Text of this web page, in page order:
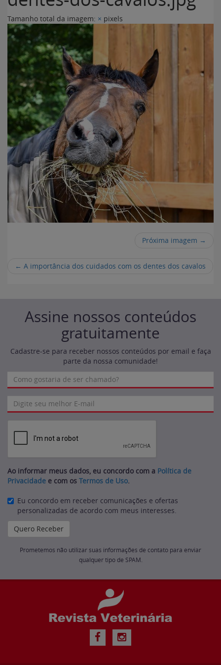
Tamanho total da imagem: × pixels
Próxima imagem →
← A importância dos cuidados com os dentes dos cavalos
Assine nossos conteúdos
gratuitamente
Cadastre-se para receber nossos conteúdos por email e faça
parte da nossa comunidade!
Ao informar meus dados, eu concordo com a Política de
Privacidade e com os Termos de Uso.
Eu concordo em receber comunicações e ofertas
personalizadas de acordo com meus interesses.
Prometemos não utilizar suas informações de contato para enviar
qualquer tipo de SPAM.